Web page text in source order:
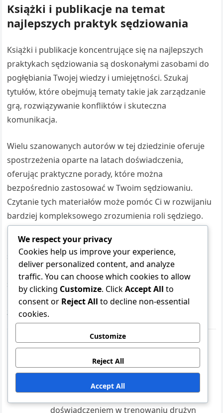
Książki i publikacje na temat
najlepszych praktyk sędziowania
Książki i publikacje koncentrujące się na najlepszych
praktykach sędziowania są doskonałymi zasobami do
pogłębiania Twojej wiedzy i umiejętności. Szukaj
tytułów, które obejmują tematy takie jak zarządzanie
grą, rozwiązywanie konfliktów i skuteczna
komunikacja.
Wielu szanowanych autorów w tej dziedzinie oferuje
spostrzeżenia oparte na latach doświadczenia,
oferując praktyczne porady, które można
bezpośrednio zastosować w Twoim sędziowaniu.
Czytanie tych materiałów może pomóc Ci w rozwijaniu
bardziej kompleksowego zrozumienia roli sędziego.
Dodatkowo, subskrypcja czasopism lub biuletynów
sędziowskich może pomóc Ci być na bieżąco z
najnowszymi badaniami, technikami i trendami w
społeczności sędziowskiej. Ta ciągła edukacja jest
kluczowa dla nieustannego doskonalenia i rozwoju
zawodowego.
Mason Rivers
Mason Rivers jest pasjonatem baseballu i
znawcą zasad, który poświęca się
odkrywaniu złożoności przepisów
doświadczeniem w trenowaniu drużyn
We respect your privacy
Cookies help us improve your experience,
deliver personalized content, and analyze
traffic. You can choose which cookies to allow
by clicking Customize. ClickAccept All to
consent or Reject All to decline non-essential
cookies.
Customize
Reject All
Accept All